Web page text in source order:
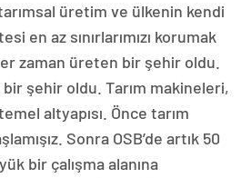
üretim ve ülkenin kendi
en az sınırlarımızı korumak
zaman üreten bir şehir oldu.
şehir oldu. Tarım makineleri,
altyapısı. Önce tarım
Sonra OSB’de artık 50
bir çalışma alanına